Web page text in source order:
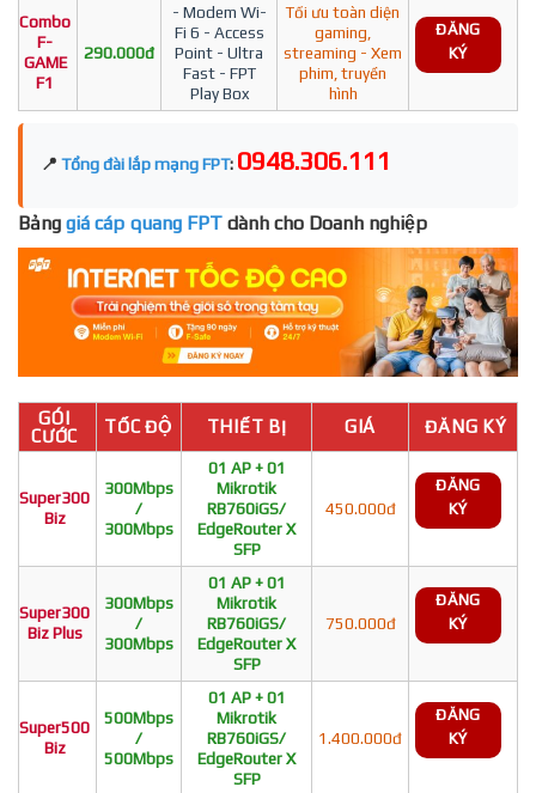
Combo
F-
GAME
F1
290.000đ
- Modem Wi-
Fi 6 - Access
Point - Ultra
Fast - FPT
Play Box
Tối ưu toàn diện
gaming,
streaming - Xem
phim, truyền
hình
ĐĂNG
KÝ
📍 Tổng đài lắp mạng FPT: 0948.306.111
Bảng giá cáp quang FPT dành cho Doanh nghiệp
GÓI
CƯỚC
TỐC ĐỘ THIẾT BỊ GIÁ ĐĂNG KÝ
Super300
Biz
300Mbps
/
300Mbps
01 AP + 01
Mikrotik
RB760iGS/
EdgeRouter X
SFP
450.000đ
ĐĂNG
KÝ
Super300
Biz Plus
300Mbps
/
300Mbps
01 AP + 01
Mikrotik
RB760iGS/
EdgeRouter X
SFP
750.000đ
ĐĂNG
KÝ
Super500
Biz
500Mbps
/
500Mbps
01 AP + 01
Mikrotik
RB760iGS/
EdgeRouter X
SFP
1.400.000đ
ĐĂNG
KÝ